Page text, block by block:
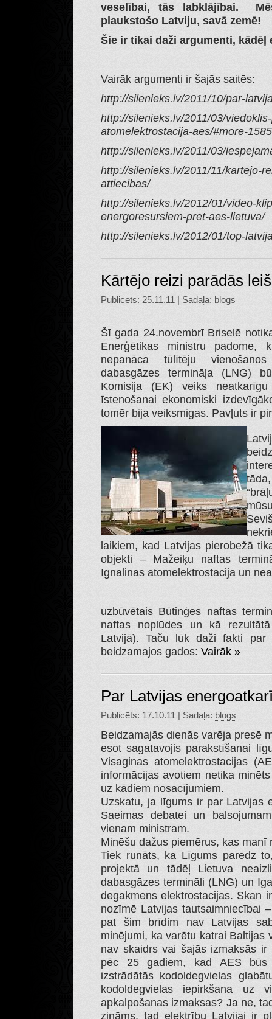
veselībai, tās labklājībai.
plaukstošo Latviju, savā zemē!
Šie ir tikai daži argumenti,
Vairāk argumenti ir šajās saitēs:
http://silenieks.lv/2011/10/par-
http://silenieks.lv/2011/03/
atomelektrostacija-aes/#more-1585
http://silenieks.lv/2011/03/
http://silenieks.lv/2011/11/kartejo-
attiecibas/
http://silenieks.lv/2012/01/video-
energoresursiem-pret-aes-lietuva/
http://silenieks.lv/2012/01/top-
Kārtējo reizi parādās
Publicēts: 25.11.11 | Sadaļa: blogs
Šī gada 24.novembrī Briselē
Enerģētikas ministru padome,
nepanāca tūlītēju
dabasgāzes termināļa (LNG)
Komisija (EK) veiks
īstenošanai ekonomiski
tomēr bija veiksmigas. Pavļuts ir
laikiem, kad Latvijas pierobežā
objekti – Mažeiķu naftas
Ignalinas atomelektrostacija un
uzbūvētais Būtinģes naftas
naftas noplūdes un kā
Latvijā). Taču lūk daži fakti par
beidzamajos gados: Vairāk »
Par Latvijas
Publicēts: 17.10.11 | Sadaļa: blogs
Beidzamajās dienās varēja presē
esot sagatavojis parakstīšanai
Visaginas atomelektrostacijas
informācijas avotiem netika
uz kādiem nosacījumiem.
Uzskatu, ja līgums ir par Latvijas
Saeimas debatei un
vienam ministram.
Minēšu dažus piemērus, kas manī
Tiek runāts, ka Līgums paredz
projektā un tādēļ Lietuva
dabasgāzes termināli (LNG) un
degakmens elektrostacijas. Skan
nozīmē Latvijas tautsaimniecībai
pat šim brīdim nav Latvijas
minējumi, ka varētu katrai Baltijas
nav skaidrs vai šajās izmaksās ir
pēc 25 gadiem, kad AES būs
izstrādātās kodoldegvielas
kodoldegvielas iepirkšana uz
apkalpošanas izmaksas? Ja ne,
zināms, tad elektrību Latvijai ir